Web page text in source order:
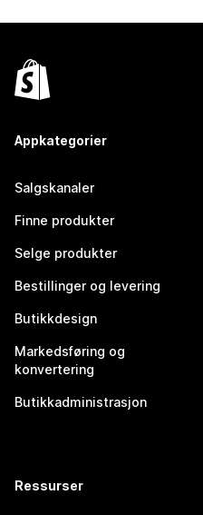
Appkategorier
Salgskanaler
Finne produkter
Selge produkter
Bestillinger og levering
Butikkdesign
Markedsføring og
konvertering
Butikkadministrasjon
Ressurser